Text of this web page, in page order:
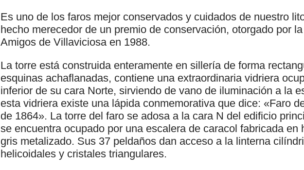
Es uno de los faros mejor conservados y cuidados de nuestro
hecho merecedor de un premio de conservación, otorgado por
Amigos de Villaviciosa en 1988.
La torre está construida enteramente en sillería de forma
esquinas achaflanadas, contiene una extraordinaria vidriera
inferior de su cara Norte, sirviendo de vano de iluminación a la
esta vidriera existe una lápida conmemorativa que dice: «Faro
de 1864». La torre del faro se adosa a la cara N del edificio
se encuentra ocupado por una escalera de caracol fabricada en
gris metalizado. Sus 37 peldaños dan acceso a la linterna
helicoidales y cristales triangulares.